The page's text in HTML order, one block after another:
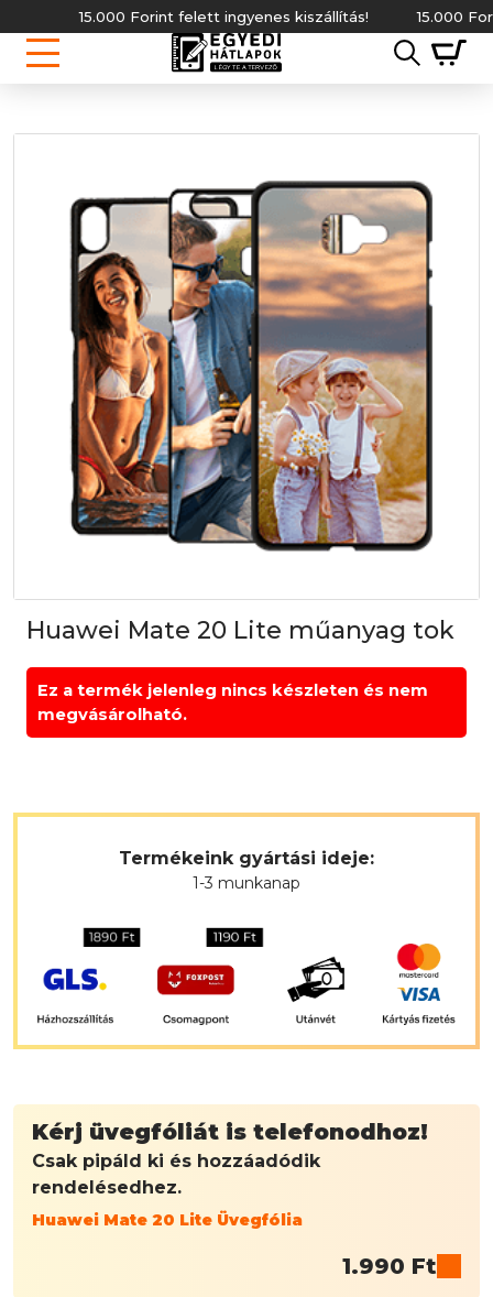
15.000 Forint felett ingyenes kiszállítás! 15.000 Forint
Huawei Mate 20 Lite műanyag tok
Ez a termék jelenleg nincs készleten és nem
megvásárolható.
Termékeink gyártási ideje:
1-3 munkanap
Kérj üvegfóliát is telefonodhoz!
Csak pipáld ki és hozzáadódik
rendelésedhez.
Huawei Mate 20 Lite Üvegfólia
1.990 Ft